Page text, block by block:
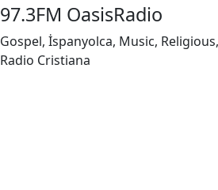
97.3FM OasisRadio
Gospel, İspanyolca, Music,
Radio Cristiana